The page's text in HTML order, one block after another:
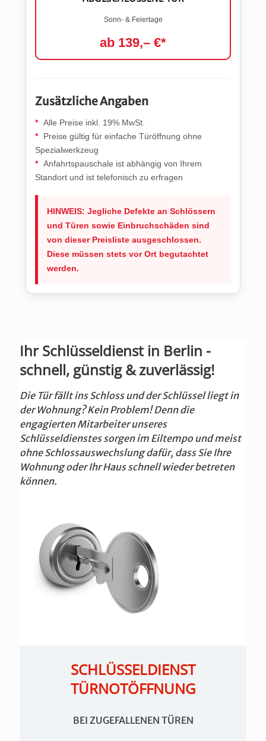
Sonn- & Feiertage
ab 139,– €*
Zusätzliche Angaben
Alle Preise inkl. 19% MwSt.
Preise gültig für einfache Türöffnung ohne
Spezialwerkzeug
Anfahrtspauschale ist abhängig von Ihrem
Standort und ist telefonisch zu erfragen
HINWEIS: Jegliche Defekte an Schlössern
und Türen sowie Einbruchschäden sind
von dieser Preisliste ausgeschlossen.
Diese müssen stets vor Ort begutachtet
werden.
Ihr Schlüsseldienst in Berlin -
schnell, günstig & zuverlässig!
Die Tür fällt ins Schloss und der Schlüssel liegt in
der Wohnung? Kein Problem! Denn die
engagierten Mitarbeiter unseres
Schlüsseldienstes sorgen im Eiltempo und meist
ohne Schlossauswechslung dafür, dass Sie Ihre
Wohnung oder Ihr Haus schnell wieder betreten
können.
SCHLÜSSELDIENST
TÜRNOTÖFFNUNG
BEI ZUGEFALLENEN TÜREN